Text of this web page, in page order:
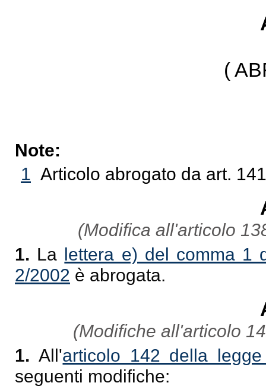
(
Note:
1 Articolo abrogato da art.
(Modifica all'articolo
1. La lettera e) del comma 1
2/2002 è abrogata.
(Modifiche all'articolo
1.All'articolo 142 della
seguenti modifiche: